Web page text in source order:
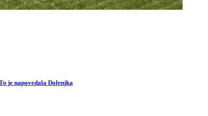
je napovedala Dolenjka
Prijavi se na cajtng